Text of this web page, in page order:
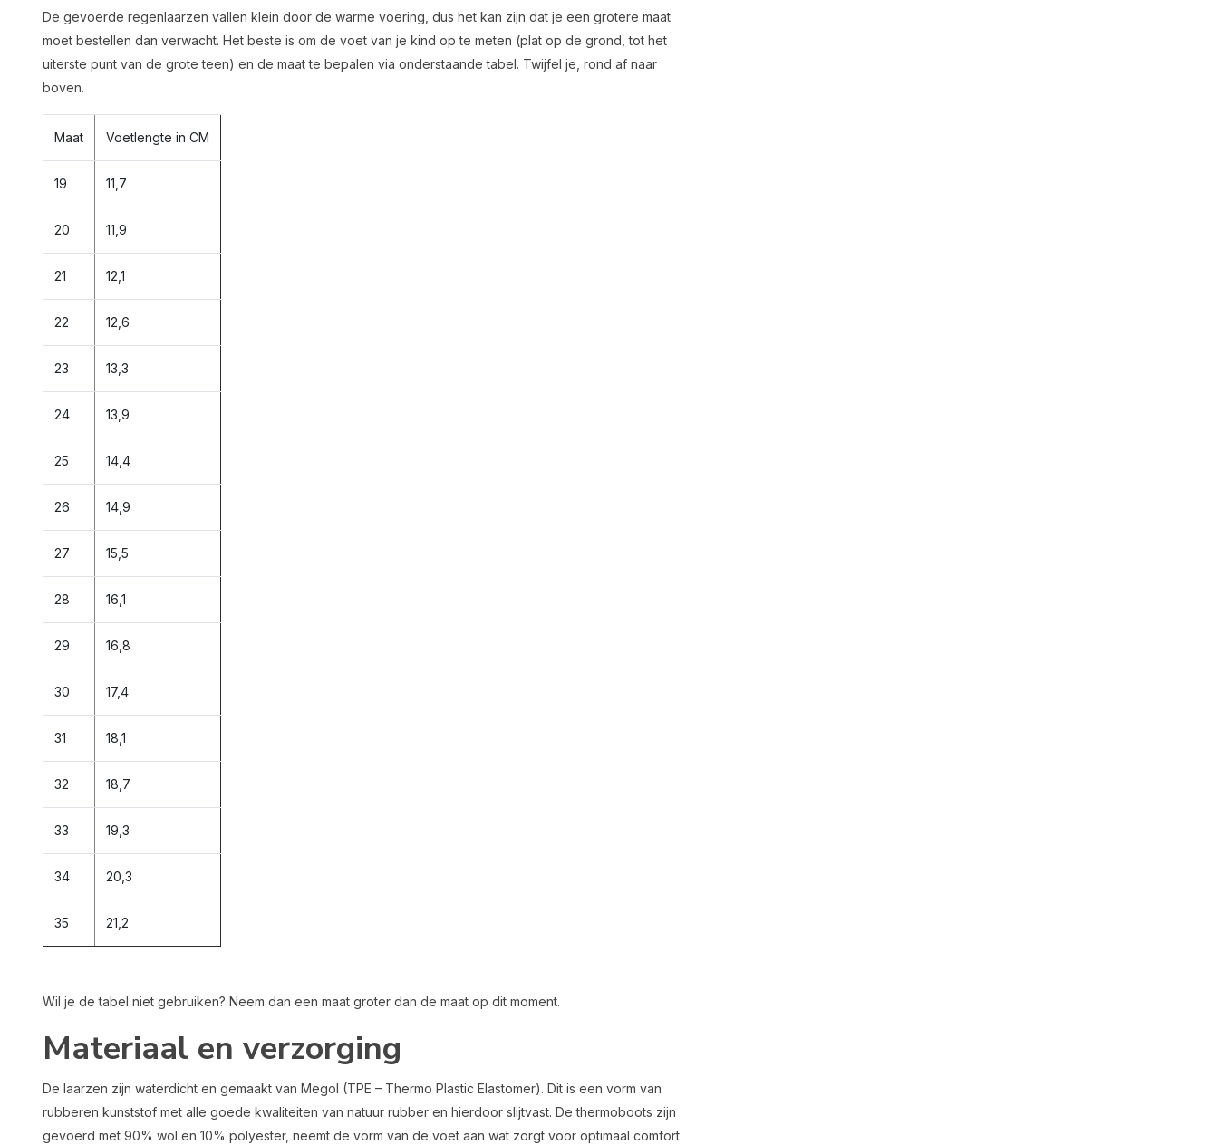
De gevoerde regenlaarzen vallen klein door de warme voering, dus het kan zijn dat je een grotere maat
moet bestellen dan verwacht. Het beste is om de voet van je kind op te meten (plat op de grond, tot het
uiterste punt van de grote teen) en de maat te bepalen via onderstaande tabel. Twijfel je, rond af naar
boven.
Maat Voetlengte in CM
19 11,7
20 11,9
21 12,1
22 12,6
23 13,3
24 13,9
25 14,4
26 14,9
27 15,5
28 16,1
29 16,8
30 17,4
31 18,1
32 18,7
33 19,3
34 20,3
35 21,2
Wil je de tabel niet gebruiken? Neem dan een maat groter dan de maat op dit moment.
Materiaal en verzorging
De laarzen zijn waterdicht en gemaakt van Megol (TPE – Thermo Plastic Elastomer). Dit is een vorm van
rubberen kunststof met alle goede kwaliteiten van natuur rubber en hierdoor slijtvast. De thermoboots zijn
gevoerd met 90% wol en 10% polyester, neemt de vorm van de voet aan wat zorgt voor optimaal comfort